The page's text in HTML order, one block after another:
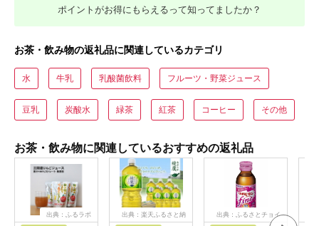
ポイントがお得にもらえるって知ってましたか？
お茶・飲み物の返礼品に関連しているカテゴリ
水 牛乳 乳酸菌飲料 フルーツ・野菜ジュース
豆乳 炭酸水 緑茶 紅茶 コーヒー その他
お茶・飲み物に関連しているおすすめの返礼品
出典：ふるラボ
出典：楽天ふるさと納
出典：ふるさとチョイ